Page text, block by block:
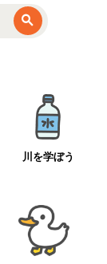
川を学ぼう